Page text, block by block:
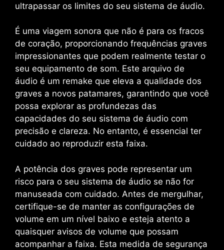
ultrapassar os limites do seu sistema de áudio.
É uma viagem sonora que não é para os fracos
de coração, proporcionando frequências graves
impressionantes que podem realmente testar o
seu equipamento de som. Este arquivo de
áudio é um remake que eleva a qualidade dos
graves a novos patamares, garantindo que você
possa explorar as profundezas das
capacidades do seu sistema de áudio com
precisão e clareza. No entanto, é essencial ter
cuidado ao reproduzir esta faixa.
A potência dos graves pode representar um
risco para o seu sistema de áudio se não for
manuseada com cuidado. Antes de mergulhar,
certifique-se de manter as configurações de
volume em um nível baixo e esteja atento a
quaisquer avisos de volume que possam
acompanhar a faixa. Esta medida de segurança